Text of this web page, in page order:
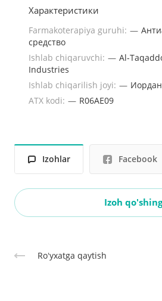
Характеристики
Farmakoterapiya guruhi: —
средство
Ishlab chiqaruvchi: — Al-
Industries
Ishlab chiqarilish joyi: —
ATX kodi: — R06AE09
Izohlar Facebook
Izoh qo'shing
Roʻyxatga qaytish